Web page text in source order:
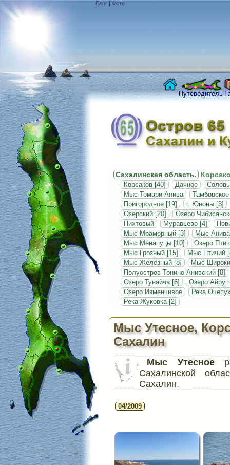
Блог | Фото
Путеводитель
Сахалинская область.
Корсаков [40] Дачное
Мыс Томари-Анива
Тамбовское
Пригородное [19]
г. Юноны [3]
Озерский [20]
Озеро
Пихтовый
Муравьево [4]
Мыс Мраморный [3]
Мыс Анива
Мыс Менапуцы [10]
Озеро
Мыс Грозный [15]
Мыс Птичий
Мыс Железный [8]
Мыс
Полуостров Тонино-Анивский [8]
Озеро Тунайча [6]
Озеро Айруп
Озеро Изменчивое
Река
Река Жуковка [2]
Мыс Утесное,
Сахалин
Мыс Утесное
Сахалинской
Сахалин.
04/2009